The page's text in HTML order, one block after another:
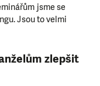
jsme se
Jsou to velmi
zlepšit